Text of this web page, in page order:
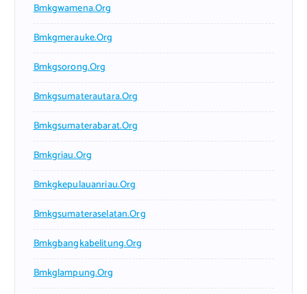
Bmkgwamena.org
Bmkgmerauke.org
Bmkgsorong.org
Bmkgsumaterautara.org
Bmkgsumaterabarat.org
Bmkgriau.org
Bmkgkepulauanriau.org
Bmkgsumateraselatan.org
Bmkgbangkabelitung.org
Bmkglampung.org